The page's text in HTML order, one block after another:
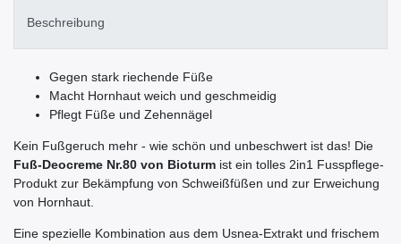
Beschreibung
Gegen stark riechende Füße
Macht Hornhaut weich und geschmeidig
Pflegt Füße und Zehennägel
Kein Fußgeruch mehr - wie schön und unbeschwert ist das! Die
Fuß-Deocreme Nr.80 von Bioturm ist ein tolles 2in1 Fusspflege-
Produkt zur Bekämpfung von Schweißfüßen und zur Erweichung
von Hornhaut.
Eine spezielle Kombination aus dem Usnea-Extrakt und frischem